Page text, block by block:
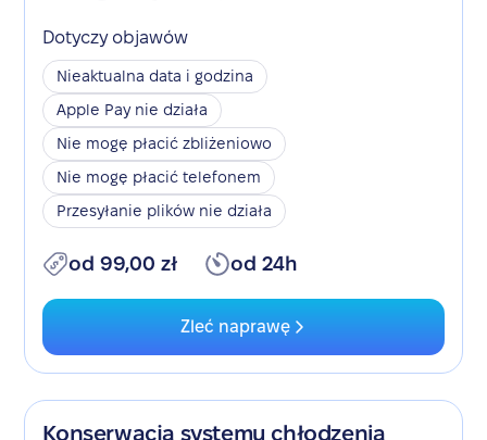
Dotyczy objawów
Nieaktualna data i godzina
Apple Pay nie działa
Nie mogę płacić zbliżeniowo
Nie mogę płacić telefonem
Przesyłanie plików nie działa
od 99,00 zł od 24h
Zleć naprawę
Konserwacja systemu chłodzenia